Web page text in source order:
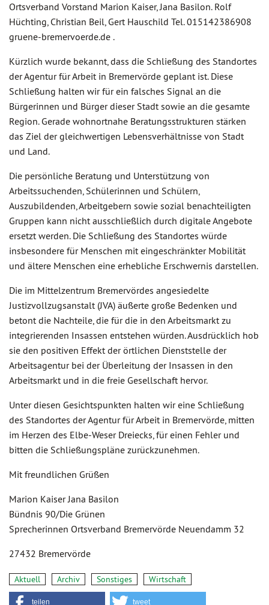
Ortsverband Vorstand Marion Kaiser, Jana Basilon. Rolf
Hüchting, Christian Beil, Gert Hauschild Tel. 015142386908
gruene-bremervoerde.de .
Kürzlich wurde bekannt, dass die Schließung des Standortes
der Agentur für Arbeit in Bremervörde geplant ist. Diese
Schließung halten wir für ein falsches Signal an die
Bürgerinnen und Bürger dieser Stadt sowie an die gesamte
Region. Gerade wohnortnahe Beratungsstrukturen stärken
das Ziel der gleichwertigen Lebensverhältnisse von Stadt
und Land.
Die persönliche Beratung und Unterstützung von
Arbeitssuchenden, Schülerinnen und Schülern,
Auszubildenden, Arbeitgebern sowie sozial benachteiligten
Gruppen kann nicht ausschließlich durch digitale Angebote
ersetzt werden. Die Schließung des Standortes würde
insbesondere für Menschen mit eingeschränkter Mobilität
und ältere Menschen eine erhebliche Erschwernis darstellen.
Die im Mittelzentrum Bremervördes angesiedelte
Justizvollzugsanstalt (JVA) äußerte große Bedenken und
betont die Nachteile, die für die in den Arbeitsmarkt zu
integrierenden Insassen entstehen würden. Ausdrücklich hob
sie den positiven Effekt der örtlichen Dienststelle der
Arbeitsagentur bei der Überleitung der Insassen in den
Arbeitsmarkt und in die freie Gesellschaft hervor.
Unter diesen Gesichtspunkten halten wir eine Schließung
des Standortes der Agentur für Arbeit in Bremervörde, mitten
im Herzen des Elbe-Weser Dreiecks, für einen Fehler und
bitten die Schließungspläne zurückzunehmen.
Mit freundlichen Grüßen
Marion Kaiser Jana Basilon
Bündnis 90/Die Grünen
Sprecherinnen Ortsverband Bremervörde Neuendamm 32
27432 Bremervörde
Aktuell Archiv Sonstiges Wirtschaft
teilen tweet